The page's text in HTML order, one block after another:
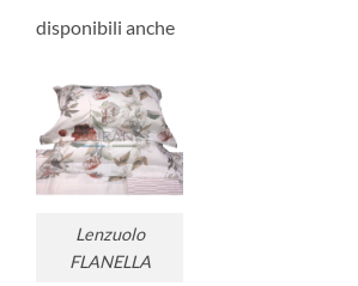
disponibili anche
Lenzuolo
FLANELLA